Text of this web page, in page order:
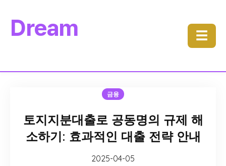
Dream ☰
금융
토지지분대출로 공동명의 규제 해
소하기: 효과적인 대출 전략 안내
2025-04-05